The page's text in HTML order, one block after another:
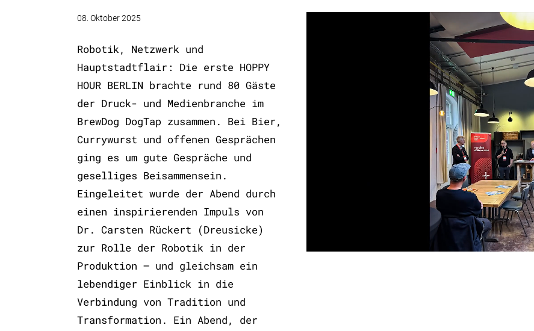
08. Oktober 2025
Robotik, Netzwerk und
Hauptstadtflair: Die erste HOPPY
HOUR BERLIN brachte rund 80 Gäste
der Druck- und Medienbranche im
BrewDog DogTap zusammen. Bei Bier,
Currywurst und offenen Gesprächen
ging es um gute Gespräche und
geselliges Beisammensein.
Eingeleitet wurde der Abend durch
einen inspirierenden Impuls von
Dr. Carsten Rückert (Dreusicke)
zur Rolle der Robotik in der
Produktion – und gleichsam ein
lebendiger Einblick in die
Verbindung von Tradition und
Transformation. Ein Abend, der